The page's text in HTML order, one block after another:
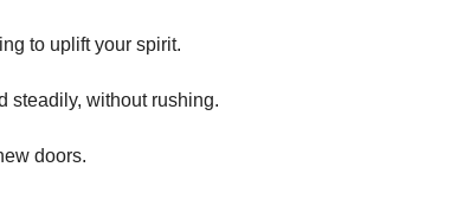
to uplift your spirit.
steadily, without rushing.
doors.